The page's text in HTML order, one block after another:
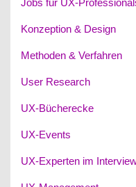
Konzeption & Design
Methoden & Verfahren
User Research
UX-Bücherecke
UX-Events
UX-Experten im